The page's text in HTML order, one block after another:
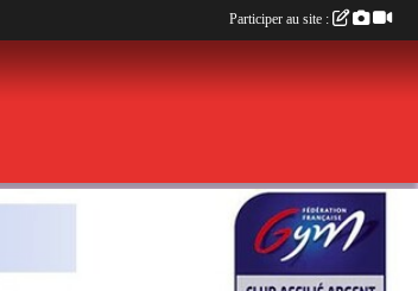
Participer au site :